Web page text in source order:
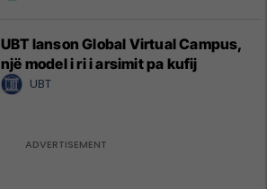
UBT lanson Global Virtual Campus,
një model i ri i arsimit pa kufij
UBT